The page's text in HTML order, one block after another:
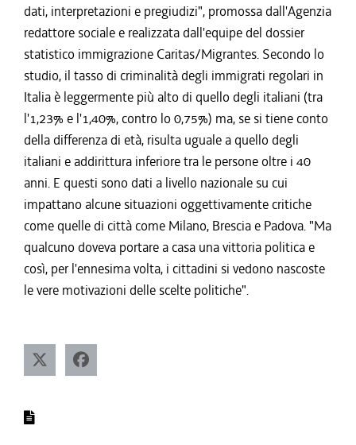
dati, interpretazioni e pregiudizi", promossa dall'Agenzia
redattore sociale e realizzata dall'equipe del dossier
statistico immigrazione Caritas/Migrantes. Secondo lo
studio, il tasso di criminalità degli immigrati regolari in
Italia è leggermente più alto di quello degli italiani (tra
l'1,23% e l'1,40%, contro lo 0,75%) ma, se si tiene conto
della differenza di età, risulta uguale a quello degli
italiani e addirittura inferiore tra le persone oltre i 40
anni. E questi sono dati a livello nazionale su cui
impattano alcune situazioni oggettivamente critiche
come quelle di città come Milano, Brescia e Padova. "Ma
qualcuno doveva portare a casa una vittoria politica e
così, per l'ennesima volta, i cittadini si vedono nascoste
le vere motivazioni delle scelte politiche".